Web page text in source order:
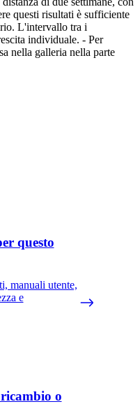
questi risultati è sufficiente
L'intervallo tra i
individuale. - Per
nella galleria nella parte
questo
manuali utente,
e
o